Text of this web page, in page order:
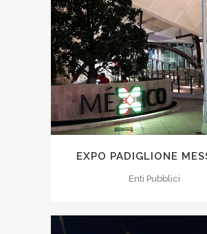
EXPO PADIGLIONE
Enti Pubblici